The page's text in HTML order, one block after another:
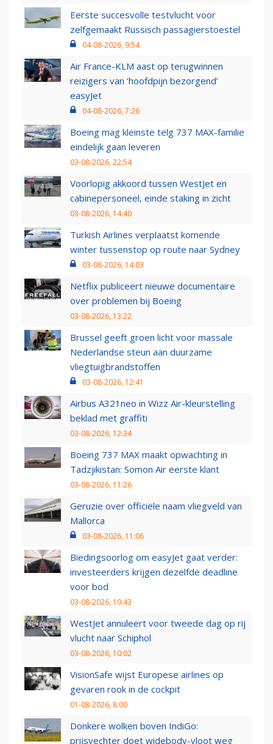
Eerste succesvolle testvlucht voor
zelfgemaakt Russisch passagierstoestel
04-08-2026, 9:54
Air France-KLM aast op terugwinnen
reizigers van ‘hoofdpijn bezorgend’
easyJet
04-08-2026, 7:26
Boeing mag kleinste telg 737 MAX-familie
eindelijk gaan leveren
03-08-2026, 22:54
Voorlopig akkoord tussen WestJet en
cabinepersoneel, einde staking in zicht
03-08-2026, 14:40
Turkish Airlines verplaatst komende
winter tussenstop op route naar Sydney
03-08-2026, 14:03
Netflix publiceert nieuwe documentaire
over problemen bij Boeing
03-08-2026, 13:22
Brussel geeft groen licht voor massale
Nederlandse steun aan duurzame
vliegtuigbrandstoffen
03-08-2026, 12:41
Airbus A321neo in Wizz Air-kleurstelling
beklad met graffiti
03-08-2026, 12:34
Boeing 737 MAX maakt opwachting in
Tadzjikistan: Somon Air eerste klant
03-08-2026, 11:26
Geruzie over officiële naam vliegveld van
Mallorca
03-08-2026, 11:06
Biedingsoorlog om easyJet gaat verder:
investeerders krijgen dezelfde deadline
voor bod
03-08-2026, 10:43
WestJet annuleert voor tweede dag op rij
vlucht naar Schiphol
03-08-2026, 10:02
VisionSafe wijst Europese airlines op
gevaren rook in de cockpit
01-08-2026, 8:00
Donkere wolken boven IndiGo:
prijsvechter doet widebody-vloot weg